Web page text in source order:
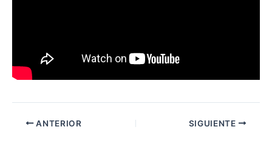
ANTERIOR SIGUIENTE